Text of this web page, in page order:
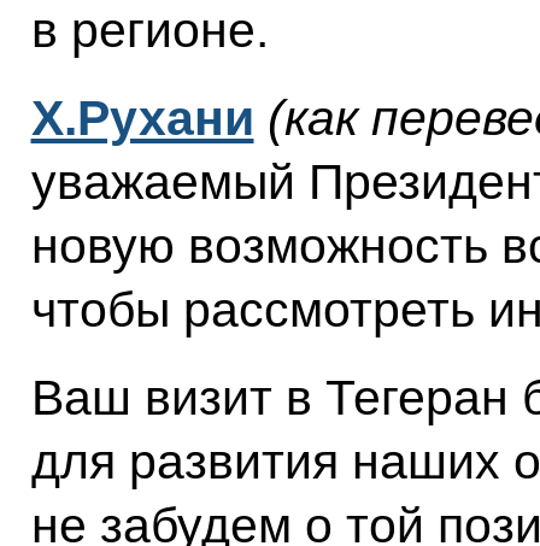
в регионе.
Х.Рухани (как
уважаемый
новую возможность
чтобы рассмотреть
Ваш визит в
для развития наших
не забудем о той